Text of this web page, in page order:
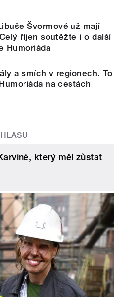
Švormové už mají
říjen soutěžte i o další
Humoriáda
a smích v regionech. To
na cestách
který měl zůstat